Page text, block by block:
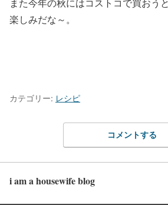
また今年の秋にはコストコで買おう
楽しみだな～。
カテゴリー: レシピ
コメントする
i am a housewife blog